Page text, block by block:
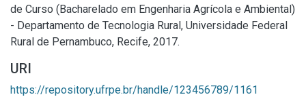
de Curso (Bacharelado em Engenharia Agrícola e Ambiental)
- Departamento de Tecnologia Rural, Universidade Federal
Rural de Pernambuco, Recife, 2017.
URI
https://repository.ufrpe.br/handle/123456789/1161